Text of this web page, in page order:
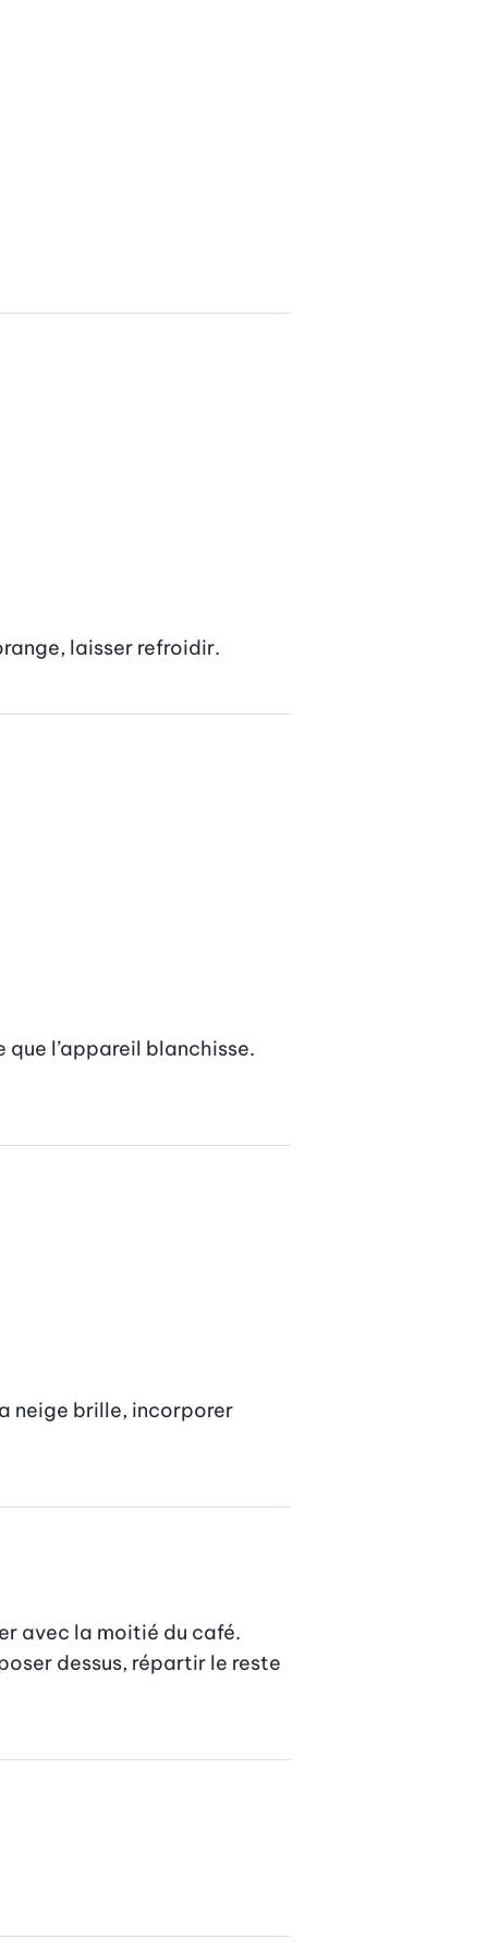
laisser refroidir.
l’appareil blanchisse.
neige brille, incorporer
avec la moitié du café.
dessus, répartir le reste